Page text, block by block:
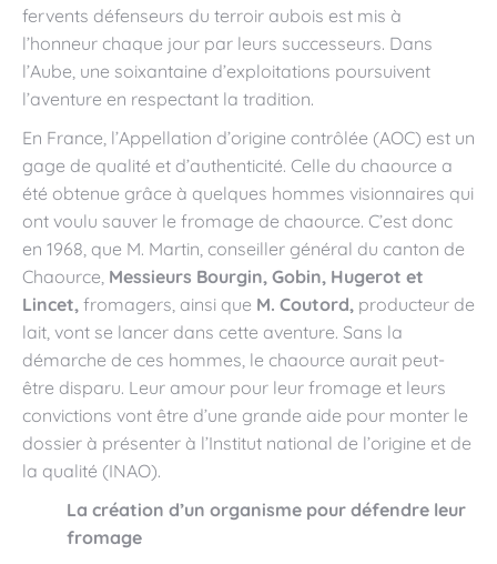
fervents défenseurs du terroir aubois est mis à
l’honneur chaque jour par leurs successeurs. Dans
l’Aube, une soixantaine d’exploitations poursuivent
l’aventure en respectant la tradition.
En France, l’Appellation d’origine contrôlée (AOC) est un
gage de qualité et d’authenticité. Celle du chaource a
été obtenue grâce à quelques hommes visionnaires qui
ont voulu sauver le fromage de chaource. C’est donc
en 1968, que M. Martin, conseiller général du canton de
Chaource, Messieurs Bourgin, Gobin, Hugerot et
Lincet, fromagers, ainsi que M. Coutord, producteur de
lait, vont se lancer dans cette aventure. Sans la
démarche de ces hommes, le chaource aurait peut-
être disparu. Leur amour pour leur fromage et leurs
convictions vont être d’une grande aide pour monter le
dossier à présenter à l’Institut national de l’origine et de
la qualité (INAO).
La création d’un organisme pour défendre leur
fromage